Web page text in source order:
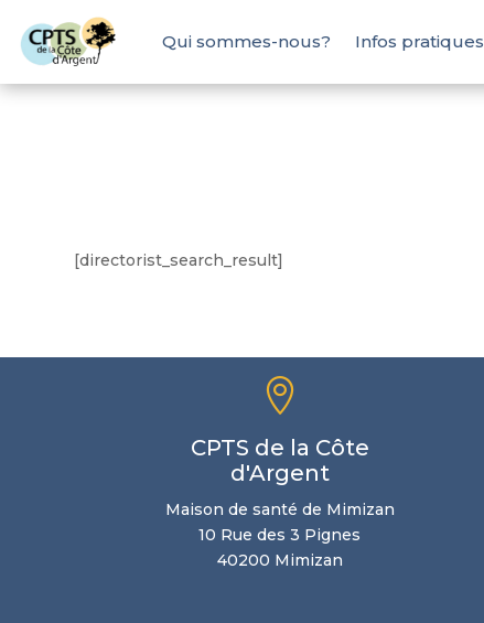
Qui sommes-nous? Infos pratiques
[directorist_search_result]

CPTS de la Côte
d'Argent
Maison de santé de Mimizan
10 Rue des 3 Pignes
40200 Mimizan